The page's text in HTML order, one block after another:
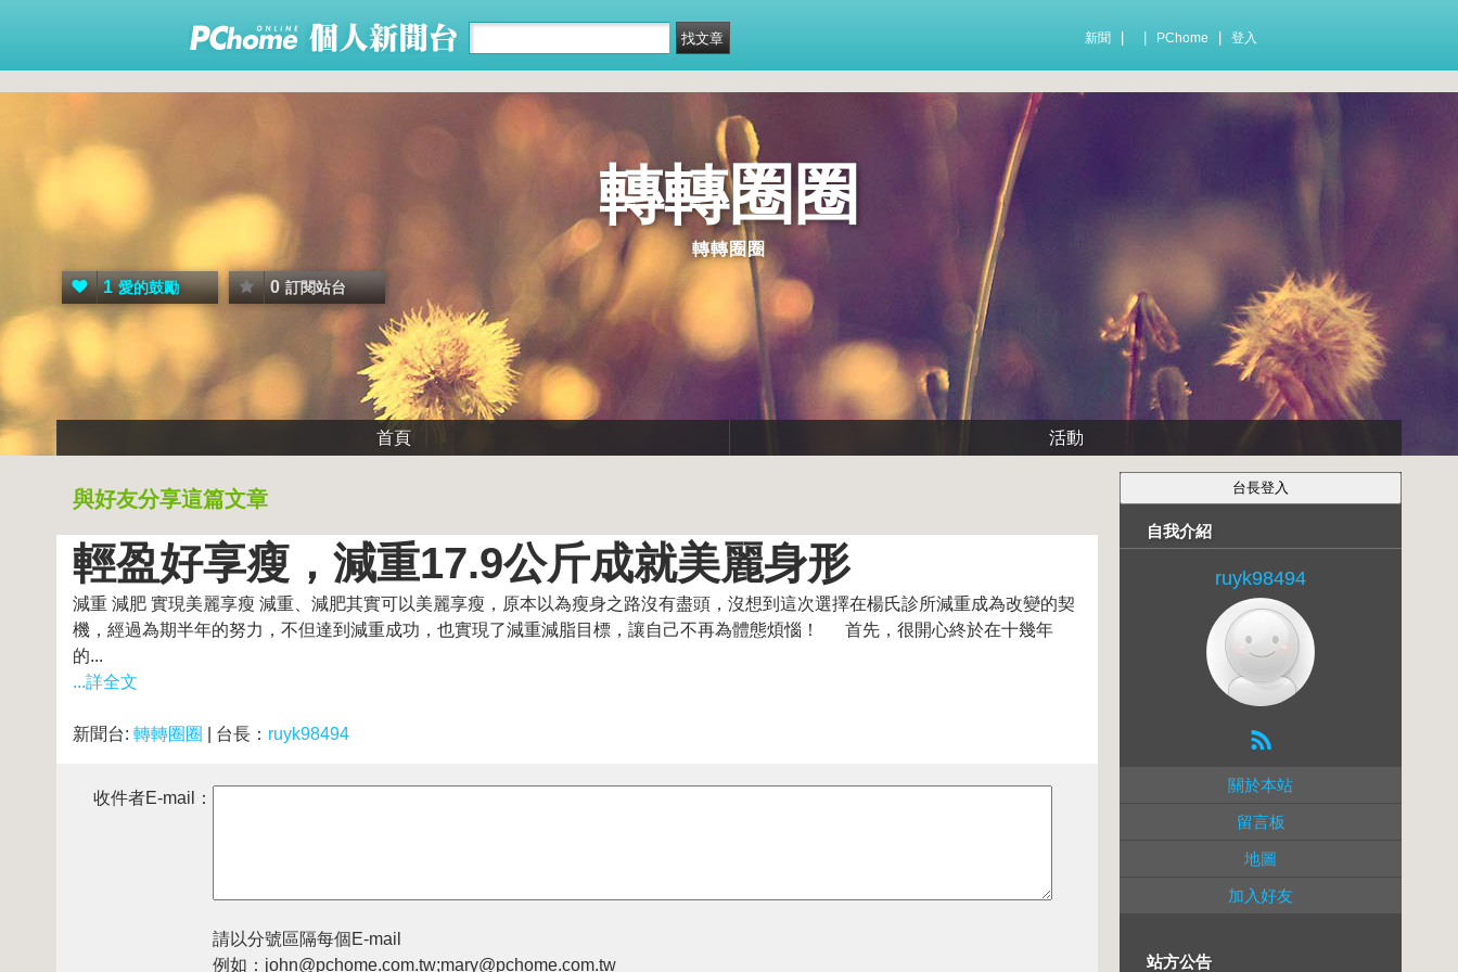
新聞 PChome 登入
轉轉圈圈
轉轉圈圈
1 愛的鼓勵 0 訂閱站台
首頁 活動
與好友分享這篇文章
輕盈好享瘦，減重17.9公斤成就美麗身形
減重 減肥 實現美麗享瘦 減重、減肥其實可以美麗享瘦，原本以為瘦身之路沒有盡頭，沒想到這次選擇在楊氏診所減重成為改變的契
機，經過為期半年的努力，不但達到減重成功，也實現了減重減脂目標，讓自己不再為體態煩惱！ 首先，很開心終於在十幾年
的...
...詳全文
新聞台: 轉轉圈圈 | 台長： ruyk98494
收件者E-mail：
請以分號區隔每個E-mail
例如：john@pchome.com.tw;mary@pchome.com.tw
自我介紹
ruyk98494
關於本站
留言板
地圖
加入好友
站方公告